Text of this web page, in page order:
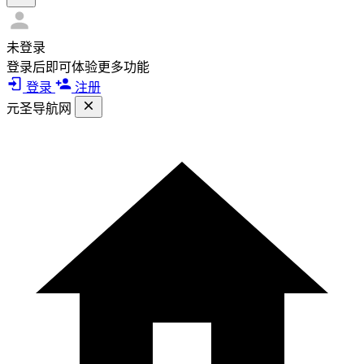
未登录
登录后即可体验更多功能
登录
注册
元圣导航网